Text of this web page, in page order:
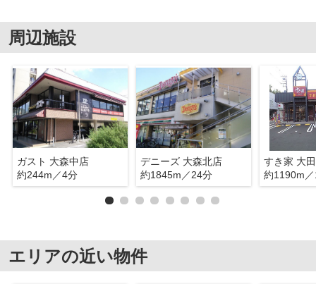
周辺施設
ガスト 大森中店
約244m／4分
デニーズ 大森北店
約1845m／24分
約1190m
エリアの近い物件